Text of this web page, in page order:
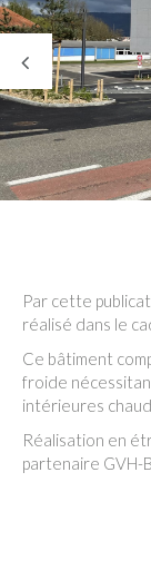
Par cette
réalisé dans le
Ce bâtiment
froide
intérieures
Réalisation en
partenaire GVH-